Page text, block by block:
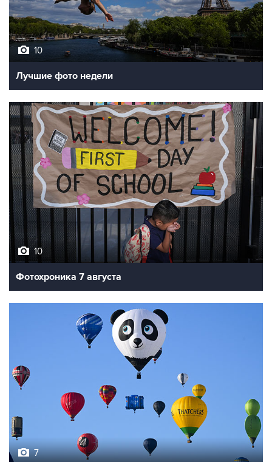
10
Лучшие фото недели
10
Фотохроника 7 августа
7